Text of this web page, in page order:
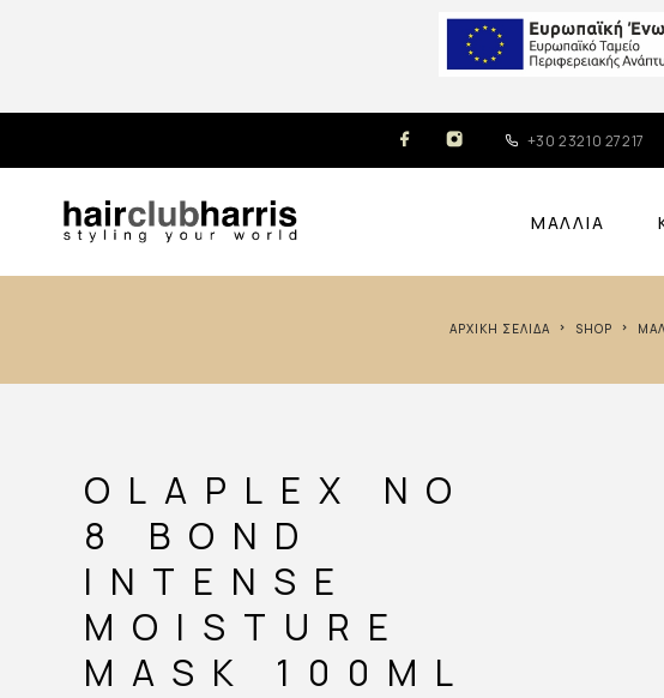
+30 23210 27217
ΜΑΛΛΙΆ
ΑΡΧΙΚΉ ΣΕΛΊΔΑ SHOP
OLAPLEX NO
8 BOND
INTENSE
MOISTURE
MASK 100ML